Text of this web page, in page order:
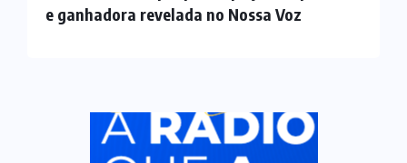
e ganhadora revelada no Nossa Voz